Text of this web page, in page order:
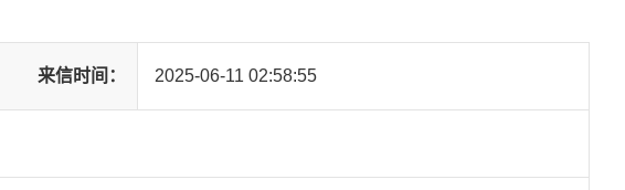
来信时间： 2025-06-11 02:58:55